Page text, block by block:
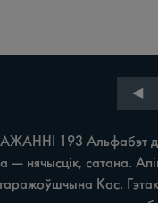
◀
193 Альфабэт
— нячысцік, сатана.
Кос.